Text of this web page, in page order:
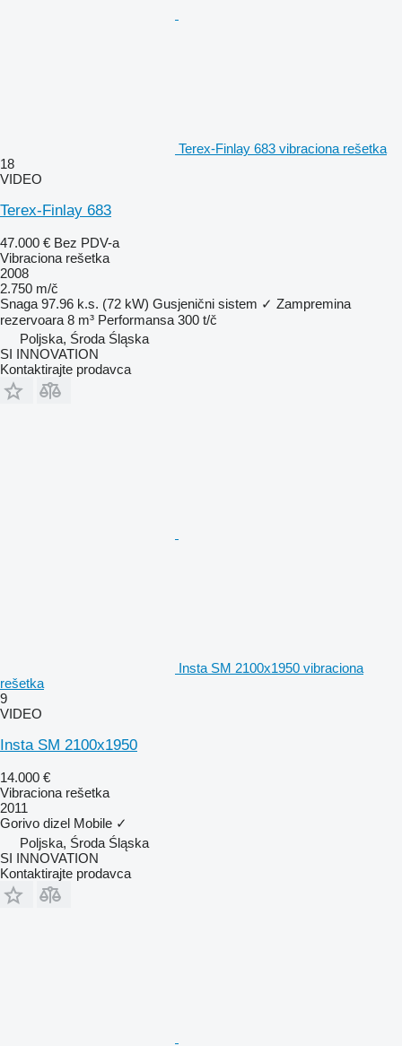
Terex-Finlay 683 vibraciona rešetka
18
VIDEO
Terex-Finlay 683
47.000 € Bez PDV-a
Vibraciona rešetka
2008
2.750 m/č
Snaga 97.96 k.s. (72 kW) Gusjenični sistem ✓ Zampremina
rezervoara 8 m³ Performansa 300 t/č
Poljska, Środa Śląska
SI INNOVATION
Kontaktirajte prodavca
Insta SM 2100x1950 vibraciona
rešetka
9
VIDEO
Insta SM 2100x1950
14.000 €
Vibraciona rešetka
2011
Gorivo dizel Mobile ✓
Poljska, Środa Śląska
SI INNOVATION
Kontaktirajte prodavca